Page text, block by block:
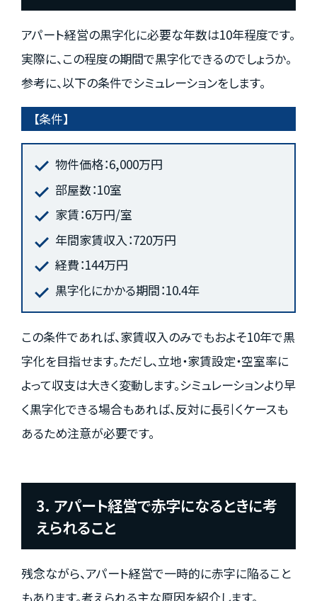
アパート経営の黒字化に必要な年数は10年程度です。
実際に、この程度の期間で黒字化できるのでしょうか。
参考に、以下の条件でシミュレーションをします。
【条件】
物件価格：6,000万円
部屋数：10室
家賃：6万円/室
年間家賃収入：720万円
経費：144万円
黒字化にかかる期間：10.4年
この条件であれば、家賃収入のみでもおよそ10年で黒
字化を目指せます。ただし、立地・家賃設定・空室率に
よって収支は大きく変動します。シミュレーションより早
く黒字化できる場合もあれば、反対に長引くケースも
あるため注意が必要です。
3. アパート経営で赤字になるときに考
えられること
残念ながら、アパート経営で一時的に赤字に陥ること
もあります。考えられる主な原因を紹介します。